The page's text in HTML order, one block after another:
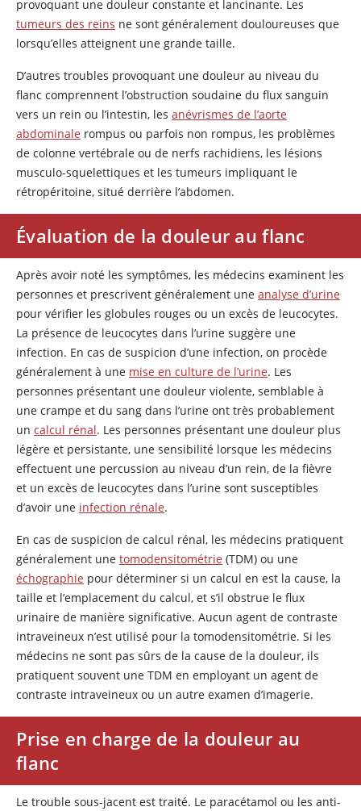
provoquant une douleur constante et lancinante. Les
tumeurs des reins ne sont généralement douloureuses que
lorsqu’elles atteignent une grande taille.
D’autres troubles provoquant une douleur au niveau du
flanc comprennent l’obstruction soudaine du flux sanguin
vers un rein ou l’intestin, les anévrismes de l’aorte
abdominale rompus ou parfois non rompus, les problèmes
de colonne vertébrale ou de nerfs rachidiens, les lésions
musculo-squelettiques et les tumeurs impliquant le
rétropéritoine, situé derrière l’abdomen.
Évaluation de la douleur au flanc
Après avoir noté les symptômes, les médecins examinent les
personnes et prescrivent généralement une analyse d’urine
pour vérifier les globules rouges ou un excès de leucocytes.
La présence de leucocytes dans l’urine suggère une
infection. En cas de suspicion d’une infection, on procède
généralement à une mise en culture de l’urine. Les
personnes présentant une douleur violente, semblable à
une crampe et du sang dans l’urine ont très probablement
un calcul rénal. Les personnes présentant une douleur plus
légère et persistante, une sensibilité lorsque les médecins
effectuent une percussion au niveau d’un rein, de la fièvre
et un excès de leucocytes dans l’urine sont susceptibles
d’avoir une infection rénale.
En cas de suspicion de calcul rénal, les médecins pratiquent
généralement une tomodensitométrie (TDM) ou une
échographie pour déterminer si un calcul en est la cause, la
taille et l’emplacement du calcul, et s’il obstrue le flux
urinaire de manière significative. Aucun agent de contraste
intraveineux n’est utilisé pour la tomodensitométrie. Si les
médecins ne sont pas sûrs de la cause de la douleur, ils
pratiquent souvent une TDM en employant un agent de
contraste intraveineux ou un autre examen d’imagerie.
Prise en charge de la douleur au
flanc
Le trouble sous-jacent est traité. Le paracétamol ou les anti-